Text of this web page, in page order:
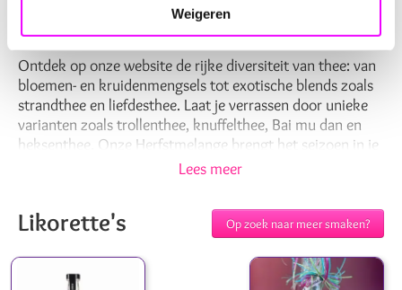
Weigeren
Lees meer
Duik in Onze Wereld van Thee
Ontdek op onze website de rijke diversiteit van thee: van
bloemen- en kruidenmengsels tot exotische blends zoals
strandthee en liefdesthee. Laat je verrassen door unieke
varianten zoals trollenthee, knuffelthee, Bai mu dan en
heksenthee. Onze Herfstmelange brengt het seizoen in je
kopje, terwijl onze bloeiende thee een waar spektakel
Maak je thee-ervaring compleet met onze selectie aan
accessoires. Of je nu zoekt naar een klassieke theepot,
een sfeervol theelichtje of een handig thee-ei, wij hebben
Likorette's Op zoek naar meer smaken?